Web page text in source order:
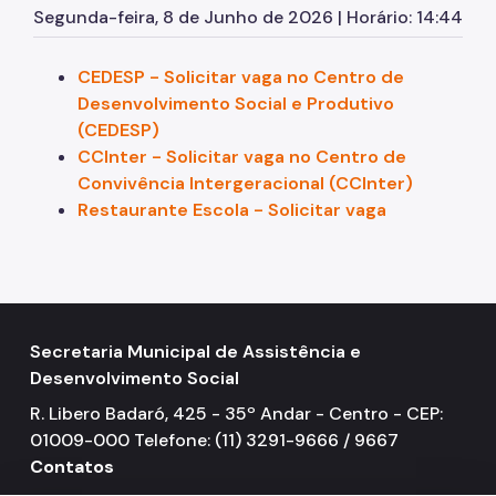
Rede Socioassistencial
Pessoa em situação de rua
Programa Reencontro
Crianças e Adolescentes
Famílias
Mulheres Vítimas de Violência
Segunda-feira, 8 de Junho de 2026 | Horário: 14:44
CEDESP - Solicitar vaga no Centro de
Desenvolvimento Social e Produtivo
(CEDESP)
CCInter - Solicitar vaga no Centro de
Convivência Intergeracional (CCInter)
Restaurante Escola - Solicitar vaga
Secretaria Municipal de Assistência e
Desenvolvimento Social
R. Libero Badaró, 425 - 35º Andar - Centro - CEP:
01009-000 Telefone: (11) 3291-9666 / 9667
Contatos